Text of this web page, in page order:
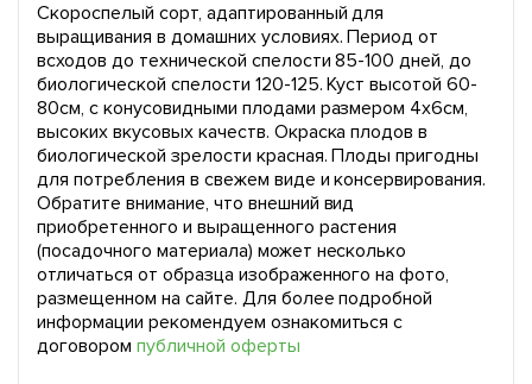
Скороспелый сорт, адаптированный для
выращивания в домашних условиях. Период от
всходов до технической спелости 85-100 дней, до
биологической спелости 120-125. Куст высотой 60-
80см, с конусовидными плодами размером 4х6см,
высоких вкусовых качеств. Окраска плодов в
биологической зрелости красная. Плоды пригодны
для потребления в свежем виде и консервирования.
Обратите внимание, что внешний вид
приобретенного и выращенного растения
(посадочного материала) может несколько
отличаться от образца изображенного на фото,
размещенном на сайте. Для более подробной
информации рекомендуем ознакомиться с
договором публичной оферты